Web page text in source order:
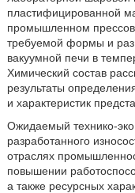
пластифицированной
промышленном
требуемой формы и
вакуумной печи в
Химический состав
результаты
и характеристик
Ожидаемый технико-
разработанного
отраслях
повышении
а также ресурсных